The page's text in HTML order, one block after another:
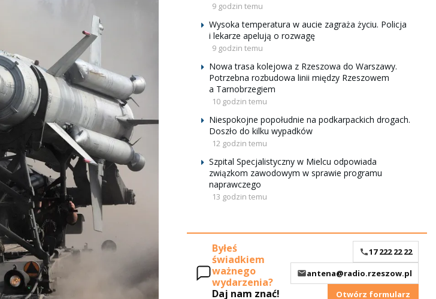
9 godzin temu
Wysoka temperatura w aucie zagraża życiu. Policja
i lekarze apelują o rozwagę
9 godzin temu
Nowa trasa kolejowa z Rzeszowa do Warszawy.
Potrzebna rozbudowa linii między Rzeszowem
a Tarnobrzegiem
10 godzin temu
Niespokojne popołudnie na podkarpackich drogach.
Doszło do kilku wypadków
12 godzin temu
Szpital Specjalistyczny w Mielcu odpowiada
związkom zawodowym w sprawie programu
naprawczego
13 godzin temu
Byłeś
świadkiem
ważnego
wydarzenia?
Daj nam znać!
17 222 22 22
antena@radio.rzeszow.pl
Otwórz formularz